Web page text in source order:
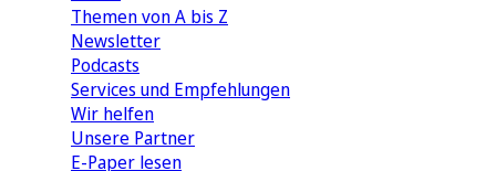
Themen von A bis Z
Newsletter
Podcasts
Services und Empfehlungen
Wir helfen
Unsere Partner
E-Paper lesen